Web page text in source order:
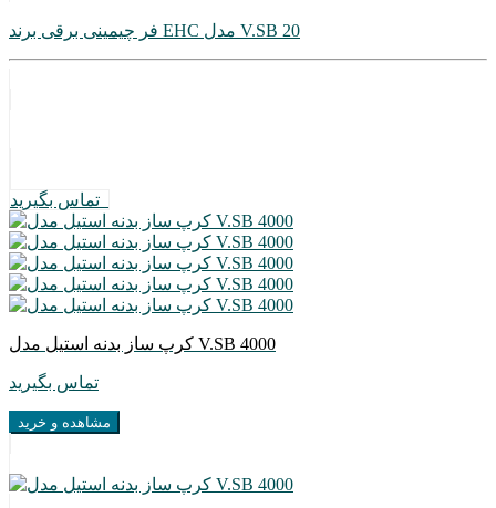
فر چیمینی برقی برند EHC مدل V.SB 20
تماس بگیرید
کرپ ساز بدنه استیل مدل V.SB 4000
تماس بگیرید
مشاهده و خرید